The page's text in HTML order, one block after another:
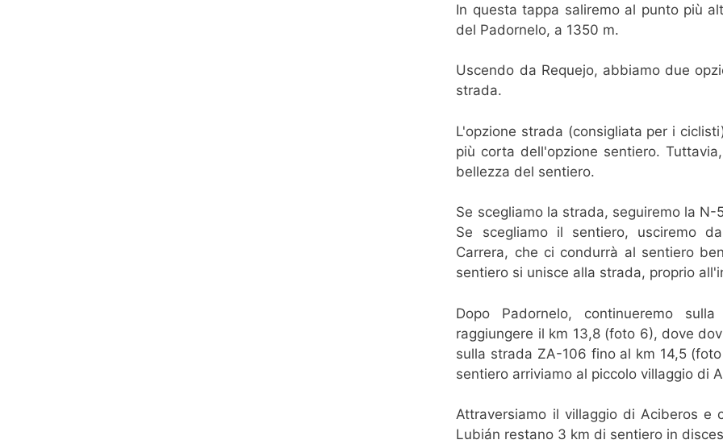
In questa tappa saliremo al punto più
del Padornelo, a 1350 m.
Uscendo da Requejo, abbiamo due
strada.
L'opzione strada (consigliata per i
più corta dell'opzione sentiero.
bellezza del sentiero.
Se scegliamo la strada, seguiremo la
Se scegliamo il sentiero, usciremo
Carrera, che ci condurrà al sentiero
sentiero si unisce alla strada, proprio
Dopo Padornelo, continueremo
raggiungere il km 13,8 (foto 6), dove
sulla strada ZA-106 fino al km 14,5
sentiero arriviamo al piccolo villaggio di
Attraversiamo il villaggio di Aciberos e
Lubián restano 3 km di sentiero in